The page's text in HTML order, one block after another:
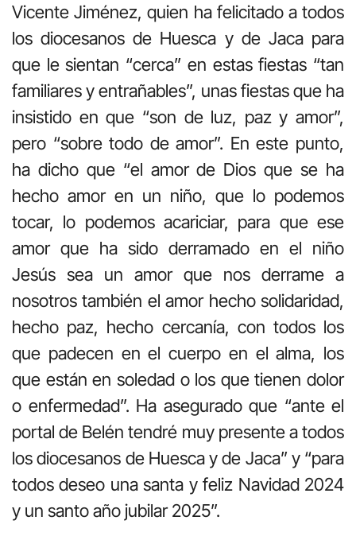
Vicente Jiménez, quien ha felicitado a todos
los diocesanos de Huesca y de Jaca para
que le sientan “cerca” en estas fiestas “tan
familiares y entrañables”, unas fiestas que ha
insistido en que “son de luz, paz y amor”,
pero “sobre todo de amor”. En este punto,
ha dicho que “el amor de Dios que se ha
hecho amor en un niño, que lo podemos
tocar, lo podemos acariciar, para que ese
amor que ha sido derramado en el niño
Jesús sea un amor que nos derrame a
nosotros también el amor hecho solidaridad,
hecho paz, hecho cercanía, con todos los
que padecen en el cuerpo en el alma, los
que están en soledad o los que tienen dolor
o enfermedad”. Ha asegurado que “ante el
portal de Belén tendré muy presente a todos
los diocesanos de Huesca y de Jaca” y “para
todos deseo una santa y feliz Navidad 2024
y un santo año jubilar 2025”.